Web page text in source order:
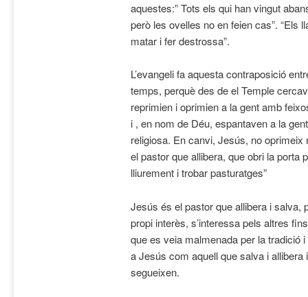
aquestes:” Tots els qui han vingut
però les ovelles no en feien cas”. “Els
matar i fer destrossa”.
L’evangeli fa aquesta contraposició
temps, perquè des de el Temple
reprimien i oprimien a la gent amb
i , en nom de Déu, espantaven a la
religiosa. En canvi, Jesús, no oprimeix
el pastor que allibera, que obri la porta
lliurement i trobar pasturatges”
Jesús és el pastor que allibera i salva,
propi interès, s’interessa pels altres
que es veia malmenada per la tradició
a Jesús com aquell que salva i allibera
segueixen.